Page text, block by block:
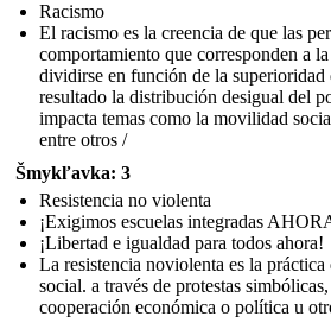
Racismo
El racismo es la creencia de que las
comportamiento que corresponden a
dividirse en función de la superioridad
resultado la distribución desigual del
impacta temas como la movilidad
entre otros /
Šmykľavka: 3
Resistencia no violenta
¡Exigimos escuelas integradas
¡Libertad e igualdad para todos ahora!
La resistencia noviolenta es la
social. a través de protestas
cooperación económica o política u